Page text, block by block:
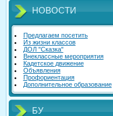
НОВОСТИ
Предлагаем посетить
Из жизни классов
ДОЛ "Сказка"
Внеклассные мероприятия
Кадетское движение
Объявления
Профориентация
Дополнительное образование
БУ